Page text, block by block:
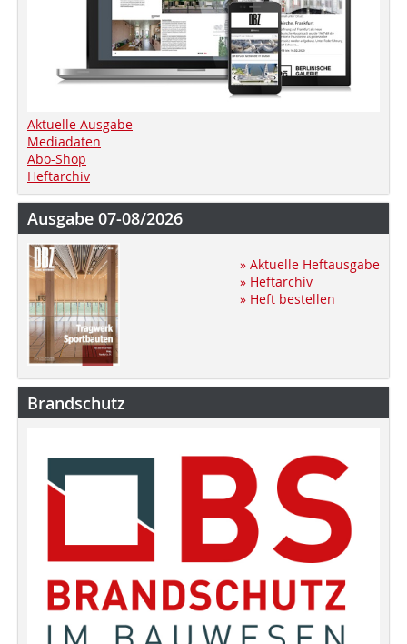
Aktuelle Ausgabe
Mediadaten
Abo-Shop
Heftarchiv
Ausgabe 07-08/2026
» Aktuelle Heftausgabe
» Heftarchiv
» Heft bestellen
Brandschutz